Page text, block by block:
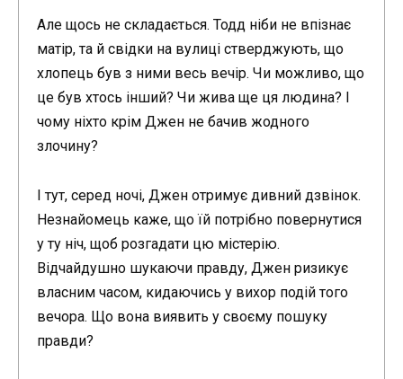
Але щось не складається. Тодд ніби не впізнає
матір, та й свідки на вулиці стверджують, що
хлопець був з ними весь вечір. Чи можливо, що
це був хтось інший? Чи жива ще ця людина? І
чому ніхто крім Джен не бачив жодного
злочину?
І тут, серед ночі, Джен отримує дивний дзвінок.
Незнайомець каже, що їй потрібно повернутися
у ту ніч, щоб розгадати цю містерію.
Відчайдушно шукаючи правду, Джен ризикує
власним часом, кидаючись у вихор подій того
вечора. Що вона виявить у своєму пошуку
правди?